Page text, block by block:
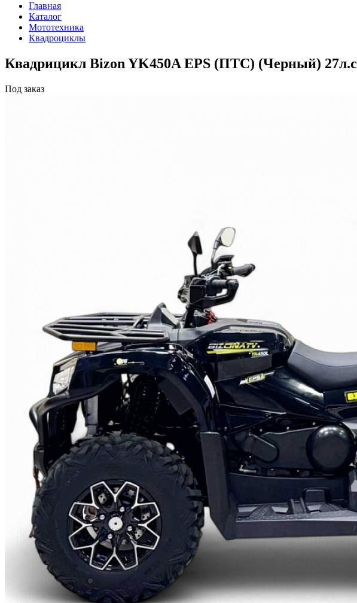
Главная
Каталог
Мототехника
Квадроциклы
Квадрицикл Bizon YK450A EPS (ПТС) (Черный) 27л.с
Под заказ